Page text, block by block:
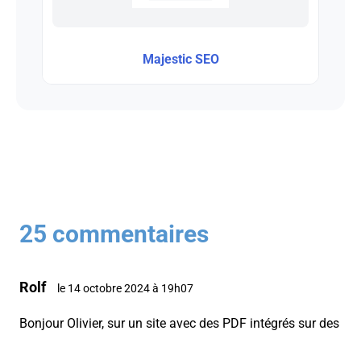
Majestic SEO
25 commentaires
Rolf le 14 octobre 2024 à 19h07
Bonjour Olivier, sur un site avec des PDF intégrés sur des